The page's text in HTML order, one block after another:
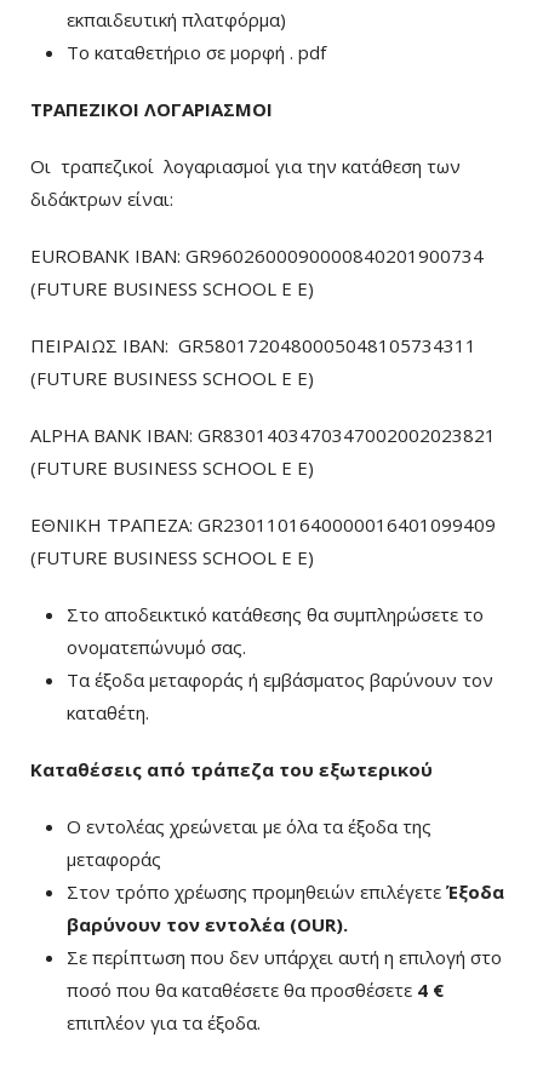
εκπαιδευτική πλατφόρμα)
To καταθετήριο σε μορφή . pdf
ΤΡΑΠΕΖΙΚΟΙ ΛΟΓΑΡΙΑΣΜΟΙ
Οι τραπεζικοί λογαριασμοί για την κατάθεση των
διδάκτρων είναι:
EUROBANK IBAN: GR9602600090000840201900734
(FUTURE BUSINESS SCHOOL E E)
ΠΕΙΡΑΙΩΣ ΙΒΑΝ: GR5801720480005048105734311
(FUTURE BUSINESS SCHOOL E E)
ALPHA BANK IBAN: GR8301403470347002002023821
(FUTURE BUSINESS SCHOOL E E)
ΕΘΝΙΚΗ ΤΡΑΠΕΖΑ: GR2301101640000016401099409
(FUTURE BUSINESS SCHOOL E E)
Στο αποδεικτικό κατάθεσης θα συμπληρώσετε το
ονοματεπώνυμό σας.
Τα έξοδα μεταφοράς ή εμβάσματος βαρύνουν τον
καταθέτη.
Καταθέσεις από τράπεζα του εξωτερικού
Ο εντολέας χρεώνεται με όλα τα έξοδα της
μεταφοράς
Στον τρόπο χρέωσης προμηθειών επιλέγετε Έξοδα
βαρύνουν τον εντολέα (ΟUR).
Σε περίπτωση που δεν υπάρχει αυτή η επιλογή στο
ποσό που θα καταθέσετε θα προσθέσετε 4 €
επιπλέον για τα έξοδα.